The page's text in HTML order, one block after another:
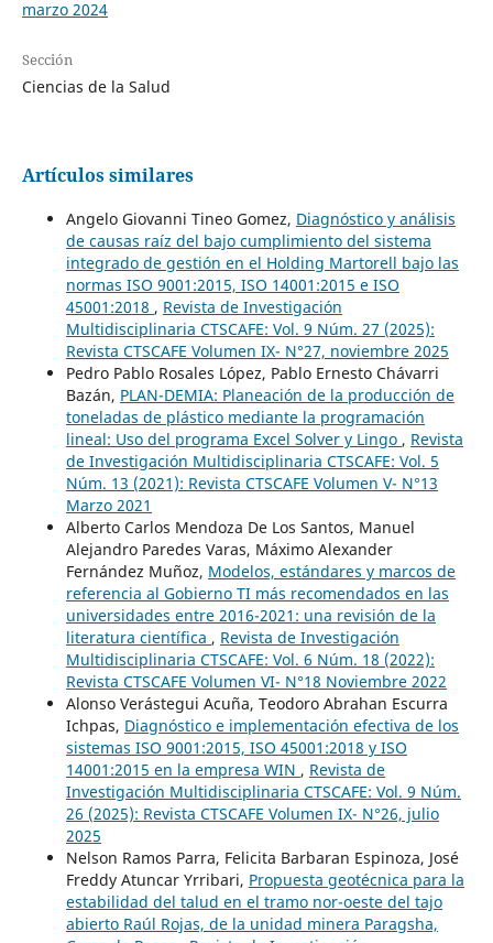
marzo 2024
Sección
Ciencias de la Salud
Artículos similares
Angelo Giovanni Tineo Gomez, Diagnóstico y análisis
de causas raíz del bajo cumplimiento del sistema
integrado de gestión en el Holding Martorell bajo las
normas ISO 9001:2015, ISO 14001:2015 e ISO
45001:2018 , Revista de Investigación
Multidisciplinaria CTSCAFE: Vol. 9 Núm. 27 (2025):
Revista CTSCAFE Volumen IX- N°27, noviembre 2025
Pedro Pablo Rosales López, Pablo Ernesto Chávarri
Bazán, PLAN-DEMIA: Planeación de la producción de
toneladas de plástico mediante la programación
lineal: Uso del programa Excel Solver y Lingo , Revista
de Investigación Multidisciplinaria CTSCAFE: Vol. 5
Núm. 13 (2021): Revista CTSCAFE Volumen V- N°13
Marzo 2021
Alberto Carlos Mendoza De Los Santos, Manuel
Alejandro Paredes Varas, Máximo Alexander
Fernández Muñoz, Modelos, estándares y marcos de
referencia al Gobierno TI más recomendados en las
universidades entre 2016-2021: una revisión de la
literatura científica , Revista de Investigación
Multidisciplinaria CTSCAFE: Vol. 6 Núm. 18 (2022):
Revista CTSCAFE Volumen VI- N°18 Noviembre 2022
Alonso Verástegui Acuña, Teodoro Abrahan Escurra
Ichpas, Diagnóstico e implementación efectiva de los
sistemas ISO 9001:2015, ISO 45001:2018 y ISO
14001:2015 en la empresa WIN , Revista de
Investigación Multidisciplinaria CTSCAFE: Vol. 9 Núm.
26 (2025): Revista CTSCAFE Volumen IX- N°26, julio
2025
Nelson Ramos Parra, Felicita Barbaran Espinoza, José
Freddy Atuncar Yrribari, Propuesta geotécnica para la
estabilidad del talud en el tramo nor-oeste del tajo
abierto Raúl Rojas, de la unidad minera Paragsha,